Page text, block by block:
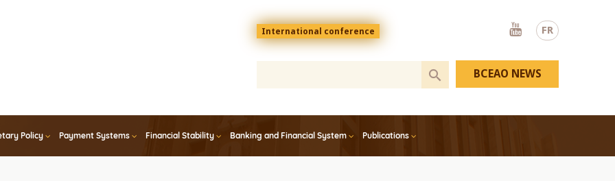
FR
Menu
top
En
International conference
Youtube
Policy Payment Systems Financial Stability Banking and Financial System Publications
BCEAO NEWS